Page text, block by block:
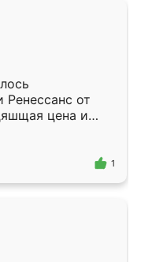
от
цена и
Приехавший
самый
1